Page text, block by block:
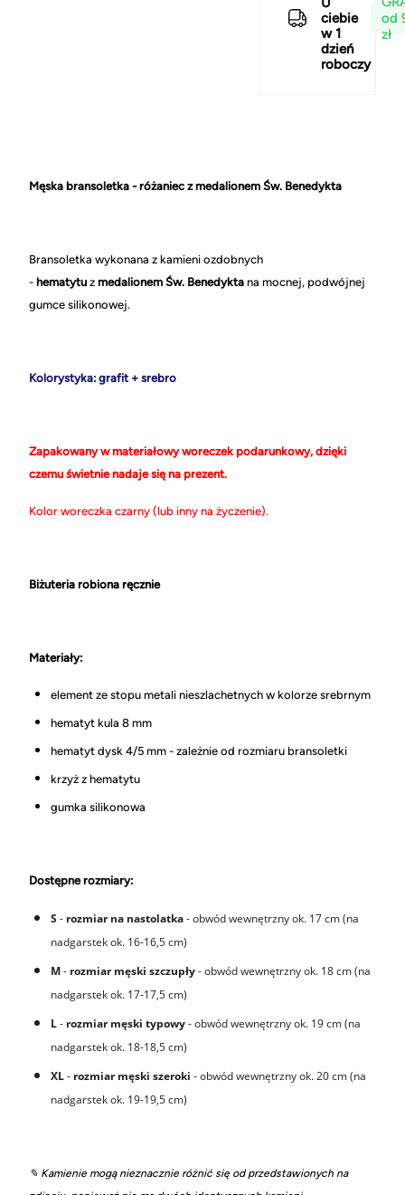
ciebie
w 1
dzień
roboczy
od
zł
Męska bransoletka - różaniec z medalionem Św. Benedykta
Bransoletka wykonana z kamieni ozdobnych
- hematytu z medalionem Św. Benedykta na mocnej, podwójnej
gumce silikonowej.
Kolorystyka: grafit + srebro
Zapakowany w materiałowy woreczek podarunkowy, dzięki
czemu świetnie nadaje się na prezent.
Kolor woreczka czarny (lub inny na życzenie).
Biżuteria robiona ręcznie
Materiały:
element ze stopu metali nieszlachetnych w kolorze srebrnym
hematyt kula 8 mm
hematyt dysk 4/5 mm - zależnie od rozmiaru bransoletki
krzyż z hematytu
gumka silikonowa
Dostępne rozmiary:
S - rozmiar na nastolatka- obwód wewnętrzny ok. 17 cm (na
nadgarstek ok. 16-16,5 cm)
M- rozmiar męski szczupły- obwód wewnętrzny ok. 18 cm (na
nadgarstek ok. 17-17,5 cm)
L- rozmiar męski typowy- obwód wewnętrzny ok. 19 cm (na
nadgarstek ok. 18-18,5 cm)
XL- rozmiar męski szeroki - obwód wewnętrzny ok. 20 cm (na
nadgarstek ok. 19-19,5 cm)
✎ Kamienie mogą nieznacznie różnić się od przedstawionych na